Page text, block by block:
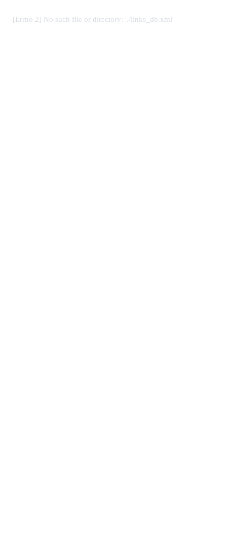
[Errno 2] No such file or directory: './links_db.xml'